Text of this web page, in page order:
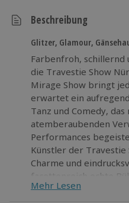
Beschreibung
Glitzer, Glamour,
Farbenfroh, schillernd
die Travestie Show
Mirage Show bringt
erwartet ein
Tanz und Comedy,
atemberaubenden
Performances
Künstler der
Charme und
facettenreich echte
Während du dich
Mehr Lesen